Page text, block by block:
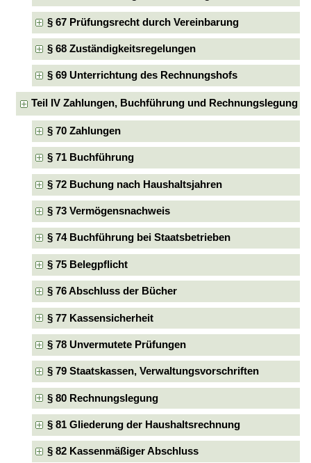
§ 67 Prüfungsrecht durch Vereinbarung
§ 68 Zuständigkeitsregelungen
§ 69 Unterrichtung des Rechnungshofs
Teil IV Zahlungen, Buchführung und Rechnungslegung
§ 70 Zahlungen
§ 71 Buchführung
§ 72 Buchung nach Haushaltsjahren
§ 73 Vermögensnachweis
§ 74 Buchführung bei Staatsbetrieben
§ 75 Belegpflicht
§ 76 Abschluss der Bücher
§ 77 Kassensicherheit
§ 78 Unvermutete Prüfungen
§ 79 Staatskassen, Verwaltungsvorschriften
§ 80 Rechnungslegung
§ 81 Gliederung der Haushaltsrechnung
§ 82 Kassenmäßiger Abschluss